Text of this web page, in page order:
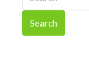
Search